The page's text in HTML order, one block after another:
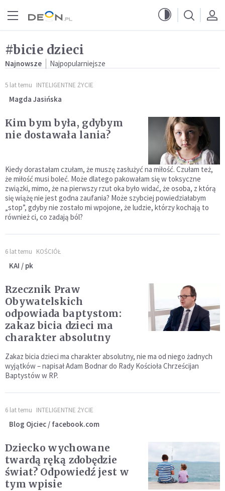
#bicie dzieci
Najnowsze Najpopularniejsze
5 lat temu INTELIGENTNE ŻYCIE
Magda Jasińska
Kim bym była, gdybym
nie dostawała lania?
Kiedy dorastałam czułam, że muszę zasłużyć na miłość. Czułam też,
że miłość musi boleć. Może dlatego pakowałam się w toksyczne
związki, mimo, że na pierwszy rzut oka było widać, że osoba, z którą
się wiążę nie jest godna zaufania? Może szybciej powiedziałabym
„stop”, gdyby nie zostało mi wpojone, że ludzie, którzy kochają to
również ci, co zadają ból?
6 lat temu KOŚCIÓŁ
KAI / pk
Rzecznik Praw
Obywatelskich
odpowiada baptystom:
zakaz bicia dzieci ma
charakter absolutny
Zakaz bicia dzieci ma charakter absolutny, nie ma od niego żadnych
wyjątków – napisał Adam Bodnar do Rady Kościoła Chrześcijan
Baptystów w RP.
6 lat temu INTELIGENTNE ŻYCIE
Blog Ojciec / facebook.com
Dziecko wychowane
twardą ręką zdobędzie
świat? Odpowiedź jest w
tym wpisie